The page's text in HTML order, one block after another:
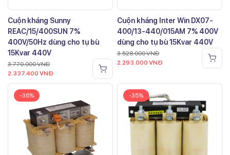
Cuộn kháng Sunny
REAC/15/400SUN 7%
400V/50Hz dùng cho tụ bù
15Kvar 440V
3.770.000VNĐ
2.337.400 VNĐ
Cuộn kháng Inter Win DX07-
400/13-440/015AM 7% 400V
dùng cho tụ bù 15Kvar 440V
3.528.000VNĐ
2.293.000 VNĐ
-36% -35%